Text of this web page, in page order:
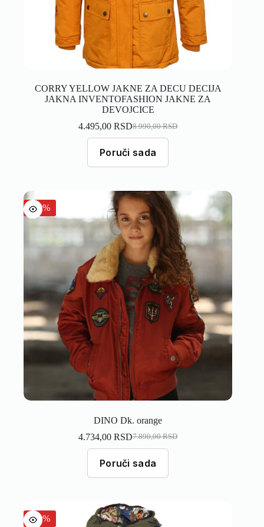
CORRY YELLOW JAKNE ZA DECU DECIJA
JAKNA INVENTOFASHION JAKNE ZA
DEVOJCICE
8.990,00RSD
4.495,00RSD
Poruči sada
-40%
DINO Dk. orange
7.890,00RSD
4.734,00RSD
Poruči sada
-40%